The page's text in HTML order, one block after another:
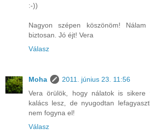
:-))
Nagyon szépen köszönöm!
biztosan. Jó éjt! Vera
Válasz
Moha
2011. június 23. 11:56
Vera örülök, hogy nálatok is sikere
kalács lesz, de nyugodtan
nem fogyna el!
Válasz